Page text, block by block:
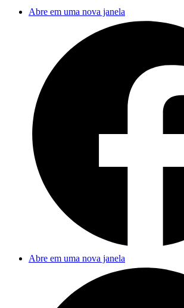
Abre em uma nova janela
Abre em uma nova janela